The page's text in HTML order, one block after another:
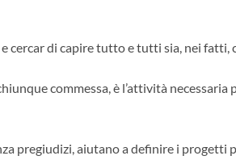
cercar di capire tutto e tutti sia, nei fatti,
commessa, è l’attività
pregiudizi, aiutano a definire i progetti